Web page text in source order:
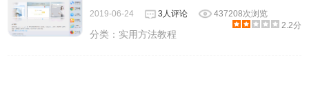
2019-06-24 3人评论
437208次浏览
2.2分
分类： 实用方法教程